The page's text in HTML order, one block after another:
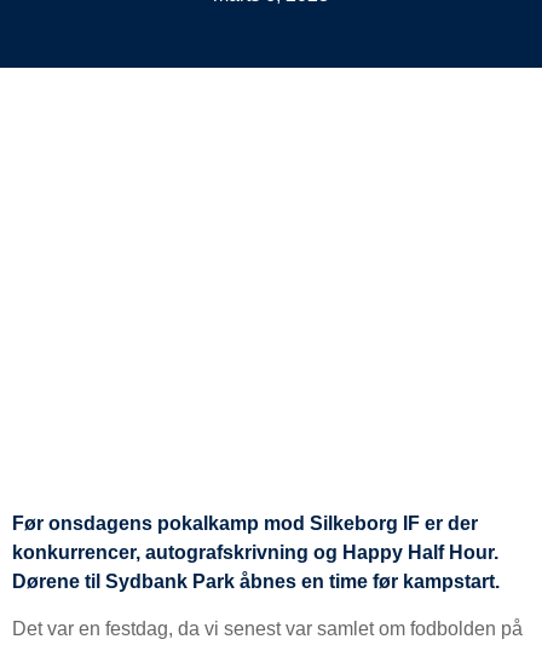
Før onsdagens pokalkamp mod Silkeborg IF er der
konkurrencer, autografskrivning og Happy Half Hour.
Dørene til Sydbank Park åbnes en time før kampstart.
Det var en festdag, da vi senest var samlet om fodbolden på